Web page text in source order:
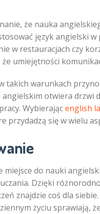
że nauka
język angielski
w restauracjach czy
że umiejętności
takich warunkach
angielskim otwiera
Wybierającenglish
przydadzą się w wielu
miejsce do nauki
Dzięki
znajdzie coś dla
życiu sprawiają,